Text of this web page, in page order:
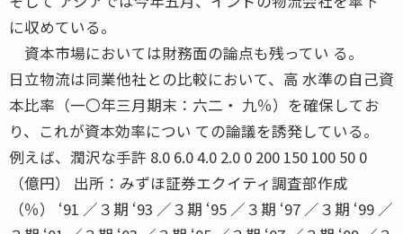
に収めている。
資本市場においては財務面の論点も残ってい る。
日立物流は同業他社との比較において、高 水準の自己資
本比率（一〇年三月期末：六二・ 九％）を確保してお
り、これが資本効率につい ての論議を誘発している。
例えば、潤沢な手許 8.0 6.0 4.0 2.0 0 200 150 100 50 0
（億円） 出所：みずほ証券エクイティ調査部作成
（％） ‘91 ／３期 ‘93 ／３期 ‘95 ／３期 ‘97 ／３期 ‘99 ／